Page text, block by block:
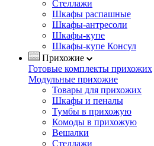
Стеллажи
Шкафы распашные
Шкафы-антресоли
Шкафы-купе
Шкафы-купе Консул
Прихожие
Готовые комплекты прихожих
Модульные прихожие
Товары для прихожих
Шкафы и пеналы
Тумбы в прихожую
Комоды в прихожую
Вешалки
Стеллажи